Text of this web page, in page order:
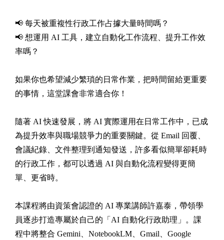
📢 每天被重複性行政工作占據大量時間嗎？
📢 想運用 AI 工具，建立自動化工作流程、提升工作效
率嗎？
如果你也希望減少繁瑣的日常作業，把時間留給更重要
的事情，這堂課會非常適合你！
隨著 AI 快速發展，將 AI 實際運用在日常工作中，已成
為提升效率與職場競爭力的重要關鍵。從 Email 回覆、
會議紀錄、文件整理到通知發送，許多看似簡單卻耗時
的行政工作，都可以透過 AI 與自動化流程變得更簡
單、更省時。
本課程將由資策會認證的 AI 專業講師許嘉泰，帶領學
員逐步打造專屬於自己的「AI 自動化行政助理」。課
程中將整合 Gemini、NotebookLM、Gmail、Google